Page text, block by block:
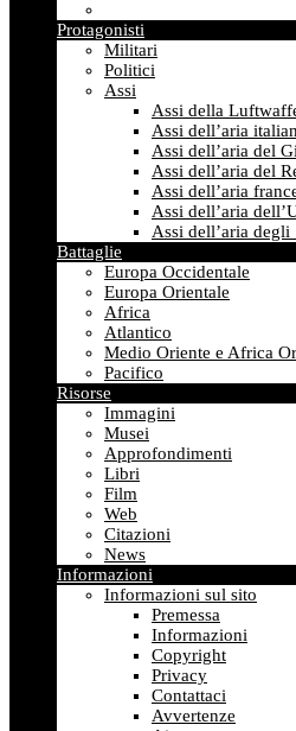
Protagonisti
Militari
Politici
Assi
Assi della
Assi dell’aria
Assi dell’aria del
Assi dell’aria del
Assi dell’aria
Assi dell’aria
Assi dell’aria degli
Battaglie
Europa Occidentale
Europa Orientale
Africa
Atlantico
Medio Oriente e Africa
Pacifico
Risorse
Immagini
Musei
Approfondimenti
Libri
Film
Web
Citazioni
News
Informazioni
Informazioni sul sito
Premessa
Informazioni
Copyright
Privacy
Contattaci
Avvertenze